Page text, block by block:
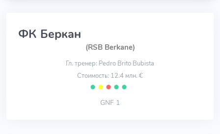
ФК Беркан
(RSB Berkane)
Гл. тренер: Pedro Brito Bubista
Стоимость: 12.4 млн. €
⬤ ⬤ ⬤ ⬤ ⬤
GNF 1